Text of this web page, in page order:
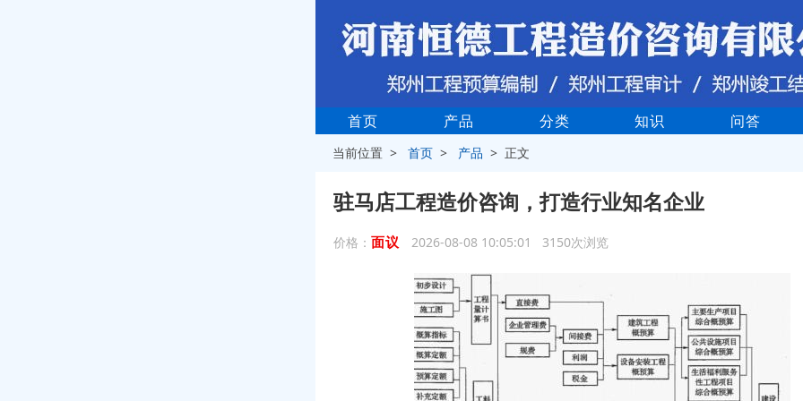
首页 产品 分类 知识 问答
当前位置 >首页 > 产品 > 正文
驻马店工程造价咨询，打造行业知名企业
价格： 面议 2026-08-08 10:05:01 3150次浏览